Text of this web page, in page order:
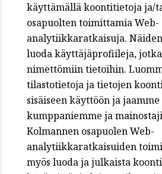
käyttämällä koontitietoja ja/
osapuolten toimittamia Web-
analytiikkaratkaisuja.
luoda käyttäjäprofiileja,
nimettömiin tietoihin.
tilastotietoja ja tietojen
sisäiseen käyttöön ja
kumppaniemme ja
Kolmannen osapuolen Web-
analytiikkaratkaisuiden
myös luoda ja julkaista